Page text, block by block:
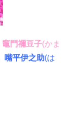
竈門禰豆子(かま
嘴平伊之助(は